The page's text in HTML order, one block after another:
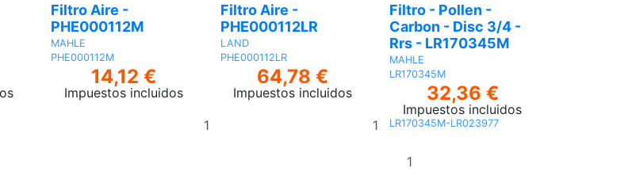
Filtro Aire -
PHE000112M
MAHLE
PHE000112M
14,12 €
Impuestos incluidos
Filtro Aire -
PHE000112LR
LAND
PHE000112LR
64,78 €
Impuestos incluidos
Añadir
carrito
Filtro - Pollen -
Carbon - Disc 3/4 -
Rrs - LR170345M
MAHLE
LR170345M
32,36 €
Impuestos incluidos
LR170345M-LR023977